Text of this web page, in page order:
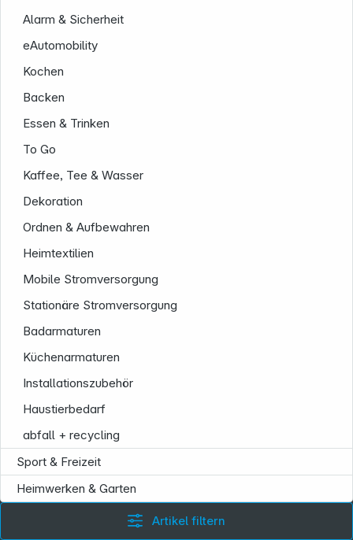
Alarm & Sicherheit
eAutomobility
Kochen
Backen
Essen & Trinken
To Go
Kaffee, Tee & Wasser
Dekoration
Ordnen & Aufbewahren
Heimtextilien
Mobile Stromversorgung
Stationäre Stromversorgung
Badarmaturen
Küchenarmaturen
Installationszubehör
Haustierbedarf
abfall + recycling
Sport & Freizeit
Heimwerken & Garten
Artikel filtern
Informationen